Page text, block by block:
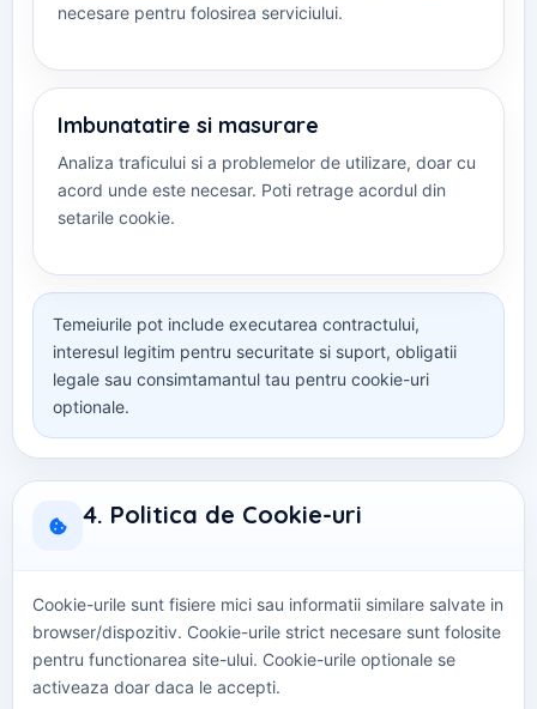
necesare pentru folosirea serviciului.
Imbunatatire si masurare
Analiza traficului si a problemelor de utilizare, doar cu
acord unde este necesar. Poti retrage acordul din
setarile cookie.
Temeiurile pot include executarea contractului,
interesul legitim pentru securitate si suport, obligatii
legale sau consimtamantul tau pentru cookie-uri
optionale.
4. Politica de Cookie-uri
Cookie-urile sunt fisiere mici sau informatii similare salvate in
browser/dispozitiv. Cookie-urile strict necesare sunt folosite
pentru functionarea site-ului. Cookie-urile optionale se
activeaza doar daca le accepti.